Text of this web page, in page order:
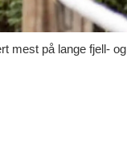
mest på lange fjell- og